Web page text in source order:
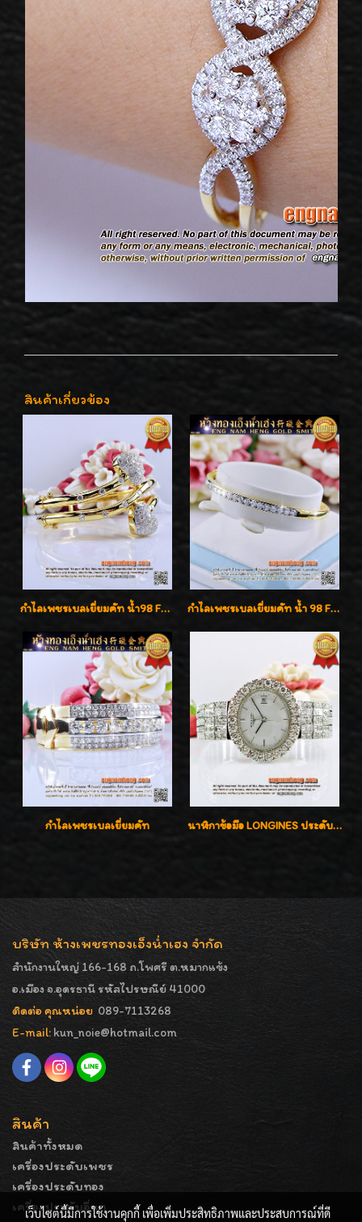
สินค้าเกี่ยวข้อง
กำไลเพชรเบลเยี่ยมคัท น้ำ98 F-Color/VVS น้ำหนักเพชรรวม 3.00 กะรัต สวยไม่ซ้ำใครค่ะ กำไลเพชรเบลเยี่ยมคัท น้ำ 98 F-Color/VVS เพชร 22 เม็ด น้ำหนักเพชรรวม 1.97 กะรัต ตัวเรือนตัน หนาแข็งแรง เพชรสวย ขาวจั๊ว ทุกเม็ด เล่นไฟ่วิ้งสุดๆค่ะ เปิดราคาโปรโมชั่น ถูกสุดๆค่ะ
กำไลเพชรเบลเยี่ยมคัท นาฬิกาข้อมือ LONGINES ประดับเพชร 5.20 กะรัต ใส่เล่น ใส่ออกงานหรูหราไฮโซค่ะ
บริษัท ห้างเพชรทองเอ็งน่ำเฮง จำกัด
สำนักงานใหญ่ 166-168 ถ.โพศรี ต.หมากแข้ง
อ.เมือง จ.อุดรธานี รหัสไปรษณีย์ 41000
ติดต่อ คุณหน่อย 089-7113268
E-mail: kun_noie@hotmail.com
สินค้า
สินค้าทั้งหมด
เครื่องประดับเพชร
เครื่องประดับทอง
เครื่องประดับอื่นๆ
เว็บไซต์นี้มีการใช้งานคุกกี้ เพื่อเพิ่มประสิทธิภาพและประสบการณ์ที่ดี